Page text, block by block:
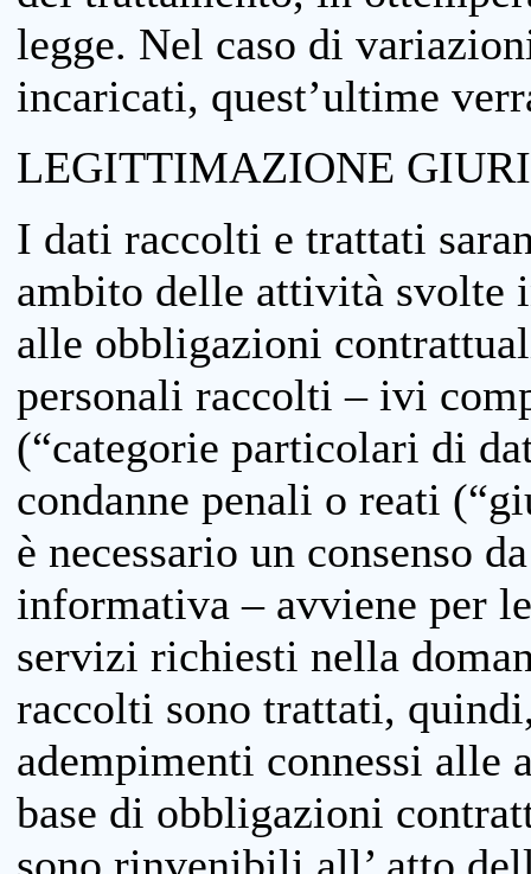
legge. Nel caso di
incaricati, quest’ultime
LEGITTIMAZIONE
I dati raccolti e trattati
ambito delle attività svolte
alle obbligazioni
personali raccolti – ivi
(“categorie particolari di
condanne penali o reati
è necessario un consenso
informativa – avviene per
servizi richiesti nella
raccolti sono trattati,
adempimenti connessi
base di obbligazioni
sono rinvenibili all’ atto